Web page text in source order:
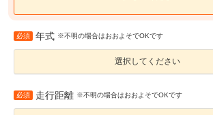
必須 年式 ※不明の場合はおおよそでOKです
選択してください
必須 走行距離 ※不明の場合はおおよそでOKです